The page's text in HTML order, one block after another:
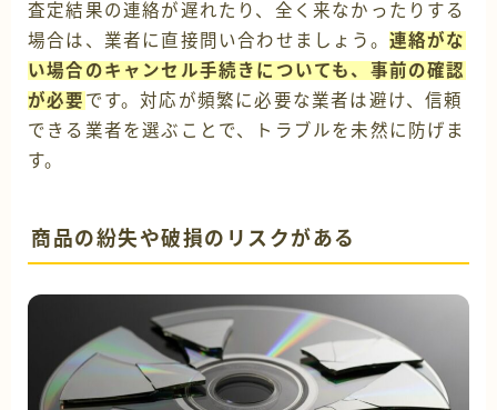
査定結果の連絡が遅れたり、全く来なかったりする
場合は、業者に直接問い合わせましょう。 連絡がな
い場合のキャンセル手続きについても、事前の確認
が必要 です。対応が頻繁に必要な業者は避け、信頼
できる業者を選ぶことで、トラブルを未然に防げま
す。
商品の紛失や破損のリスクがある